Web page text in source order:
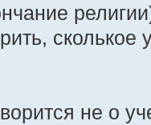
не о